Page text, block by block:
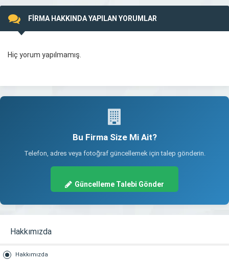
FİRMA HAKKINDA YAPILAN YORUMLAR
Hiç yorum yapılmamış.
Bu Firma Size Mi Ait?
Telefon, adres veya fotoğraf güncellemek için talep gönderin.
Güncelleme Talebi Gönder
Hakkımızda
Hakkımızda